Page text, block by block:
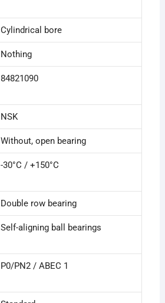
Cylindrical bore
Nothing
84821090
NSK
Without, open bearing
-30°C / +150°C
Double row bearing
Self-aligning ball bearings
P0/PN2 / ABEC 1